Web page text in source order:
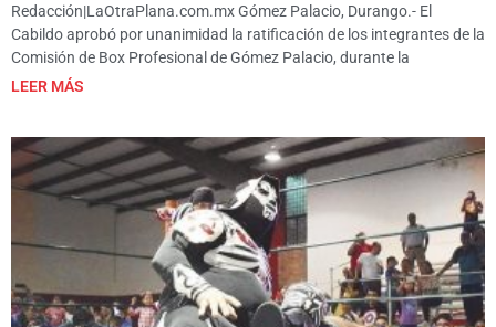
Redacción|LaOtraPlana.com.mx Gómez Palacio, Durango.- El
Cabildo aprobó por unanimidad la ratificación de los integrantes de la
Comisión de Box Profesional de Gómez Palacio, durante la
LEER MÁS